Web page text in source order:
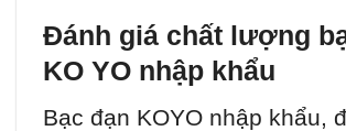
Đánh giá chất lượng
KO YO nhập khẩu
Bạc đạn KOYO nhập khẩu,